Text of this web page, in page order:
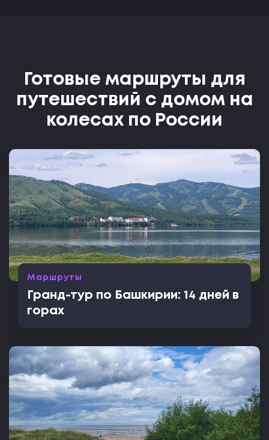
Готовые маршруты для
путешествий с домом на
колесах по России
Маршруты
Гранд-тур по Башкирии: 14 дней в
горах